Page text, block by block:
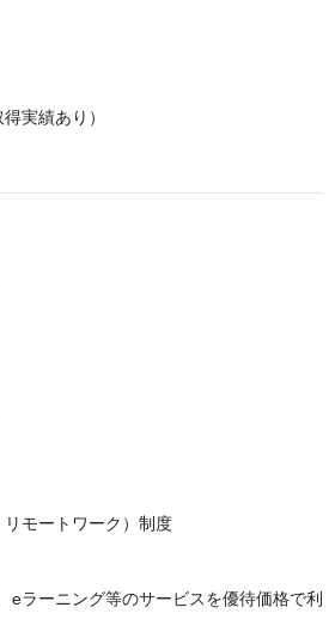
実績あり）
モートワーク）制度
eラーニング等のサービスを優待価格で利